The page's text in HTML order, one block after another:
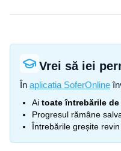
Vrei să iei
În aplicația SoferOnline
Ai toate întrebările de
Progresul rămâne
Întrebările greșite